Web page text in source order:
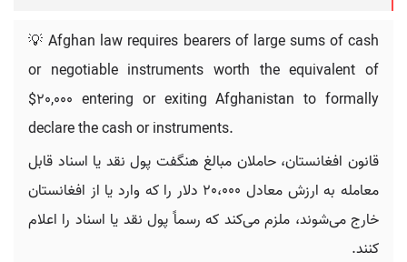
💡 Afghan law requires bearers of large sums of cash
or negotiable instruments worth the equivalent of
$20,000 entering or exiting Afghanistan to formally
declare the cash or instruments.
قانون افغانستان، حاملان مبالغ هنگفت پول نقد یا اسناد قابل
معامله به ارزش معادل 20،000 دلار را که وارد یا از افغانستان
خارج می‌شوند، ملزم می‌کند که رسماً پول نقد یا اسناد را اعلام
کنند.